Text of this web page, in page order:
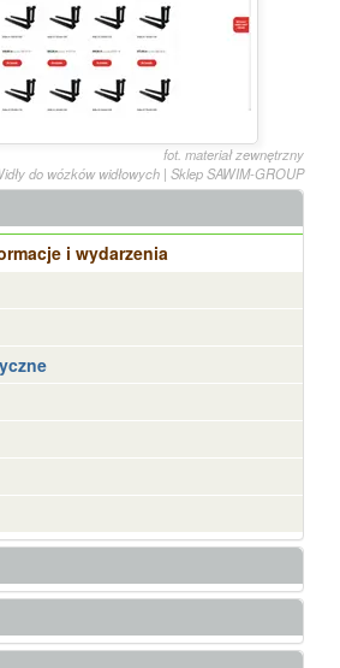
fot. materiał zewnętrzny
do wózków widłowych | Sklep SAWIM-GROUP
i wydarzenia